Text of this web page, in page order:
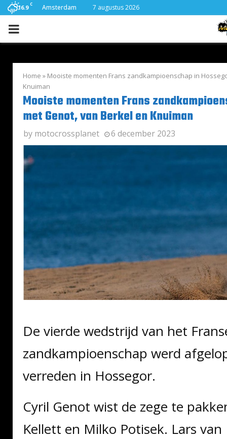
16.9 C Amsterdam 7 augustus 2026
PRIMARY
Home » Mooiste momenten Frans zandkampioenschap in
Knuiman
Mooiste momenten Frans
met Genot, van Berkel en Knuiman
by motocrossplanet 6 december 2023
De vierde wedstrijd van het
zandkampioenschap werd
verreden in Hossegor.
Cyril Genot wist de zege te
Kellett en Milko Potisek. Lars